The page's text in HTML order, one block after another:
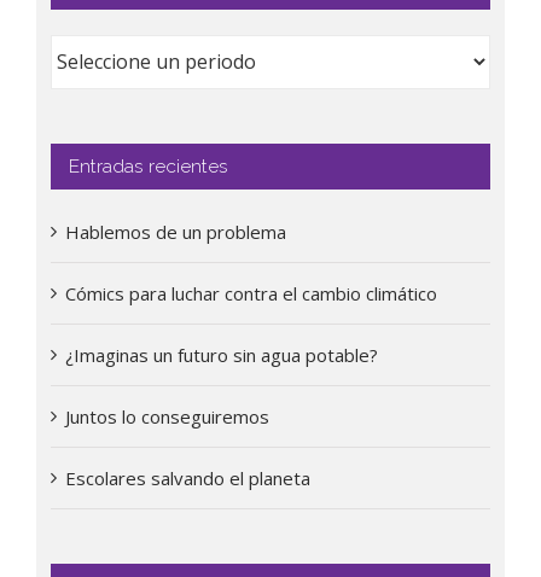
Entradas recientes
Hablemos de un problema
Cómics para luchar contra el cambio climático
¿Imaginas un futuro sin agua potable?
Juntos lo conseguiremos
Escolares salvando el planeta